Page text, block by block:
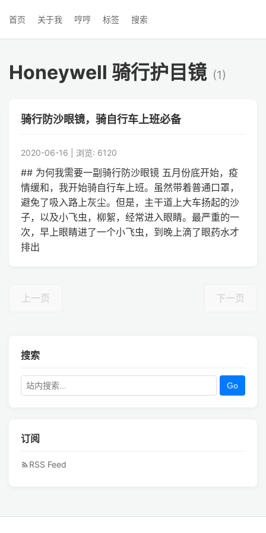
首页 关于我 哼哼 标签 搜索
Honeywell 骑行护目镜 (1)
骑行防沙眼镜，骑自行车上班必备
2020-06-16 | 浏览: 6120
## 为何我需要一副骑行防沙眼镜 五月份底开始，疫
情缓和，我开始骑自行车上班。虽然带着普通口罩，
避免了吸入路上灰尘。但是，主干道上大车扬起的沙
子，以及小飞虫，柳絮，经常进入眼睛。最严重的一
次，早上眼睛进了一个小飞虫，到晚上滴了眼药水才
排出
上一页 下一页
搜索
Go
订阅
RSS Feed